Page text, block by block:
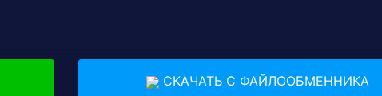
СКАЧАТЬ С ФАЙЛООБМЕННИКА